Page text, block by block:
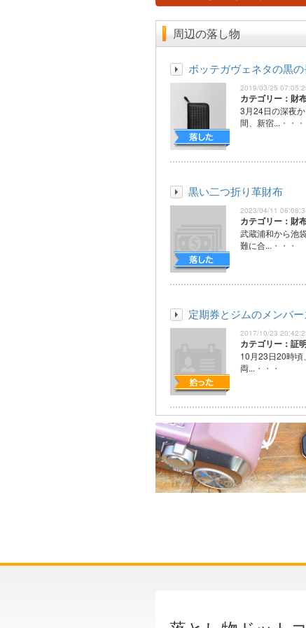
周辺の落し物
ボッテガヴェネタの黒
2019/03/25
カテゴリー：財
3月24日の深夜
間、新宿... ・・・
黒い二つ折り革財布
2023/04/11
カテゴリー：財
武蔵浦和から池
難に合... ・・・
定期券とジムのメンバー
2017/10/23
カテゴリー：証
10月23日20時頃
両... ・・・